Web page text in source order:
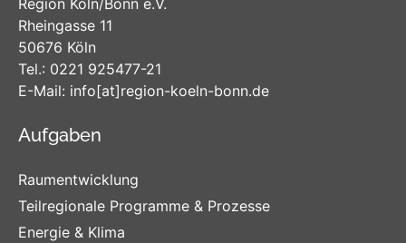
Rheingasse 11
50676 Köln
Tel.: 0221 925477-21
E-Mail: info[at]region-koeln-bonn.de
Aufgaben
Raumentwicklung
Teilregionale Programme & Prozesse
Energie & Klima